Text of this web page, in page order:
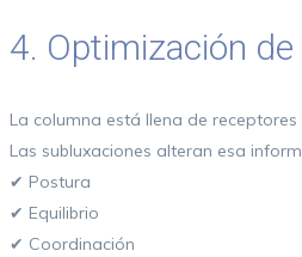
4. Optimización
La columna está llena de
Las subluxaciones alteran esa
✔ Postura
✔ Equilibrio
✔ Coordinación